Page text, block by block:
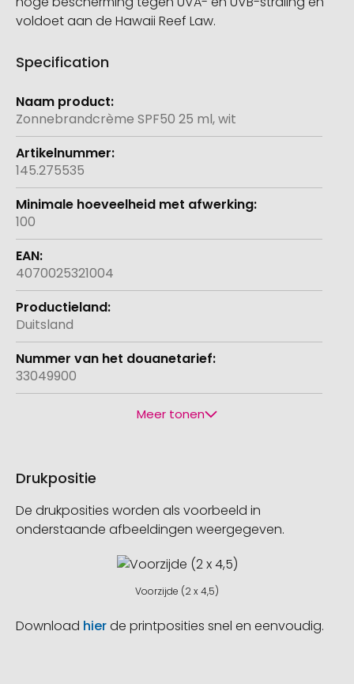
voldoet aan de Hawaii Reef Law.
Specification
Meer
informatie
Zonnebrandcrème SPF50 25 ml, wit
145.275535
100
4070025321004
Duitsland
33049900
Meer tonen
Drukpositie
De drukposities worden als voorbeeld in
onderstaande afbeeldingen weergegeven.
Voorzijde (2 x 4,5)
Download hierde printposities snel en eenvoudig.